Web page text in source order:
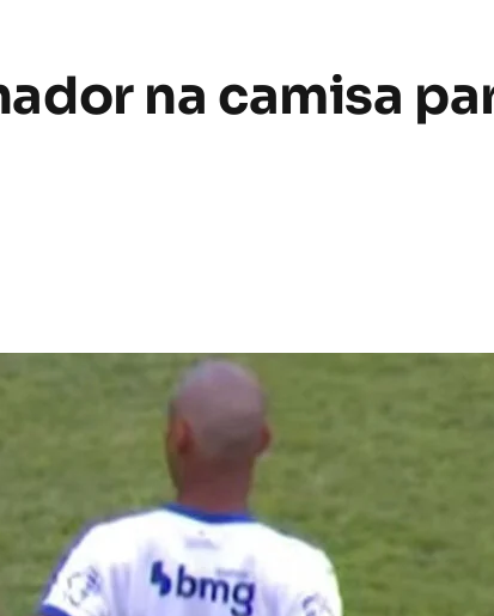
na camisa